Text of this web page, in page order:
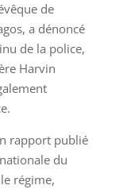
de
a dénoncé
de la police,
Harvin
rapport publié
du
régime,